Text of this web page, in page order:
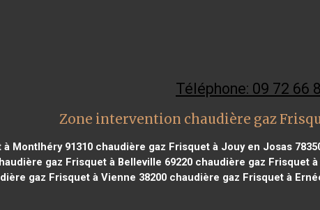
Téléphone: 09 72 66
Zone intervention chaudière gaz
Montlhéry 91310chaudière gaz Frisquet à Jouy en Josas
gaz Frisquet à Belleville 69220chaudière gaz Frisquet à
gaz Frisquet à Vienne 38200chaudière gaz Frisquet à